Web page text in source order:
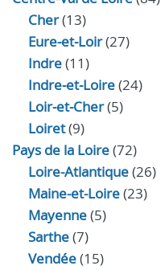
Cher(13)
Eure‑et‑Loir(27)
Indre(11)
Indre‑et‑Loire(24)
Loir‑et‑Cher(5)
Loiret(9)
Pays de la Loire(72)
Loire-Atlantique(26)
Maine-et-Loire(23)
Mayenne(5)
Sarthe(7)
Vendée(15)